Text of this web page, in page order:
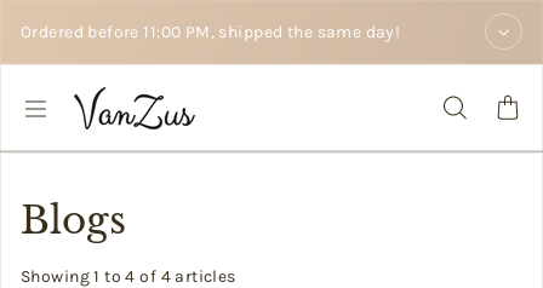
Ordered before 11:00 PM, shipped the same day!
Blogs
Showing 1 to 4 of 4 articles